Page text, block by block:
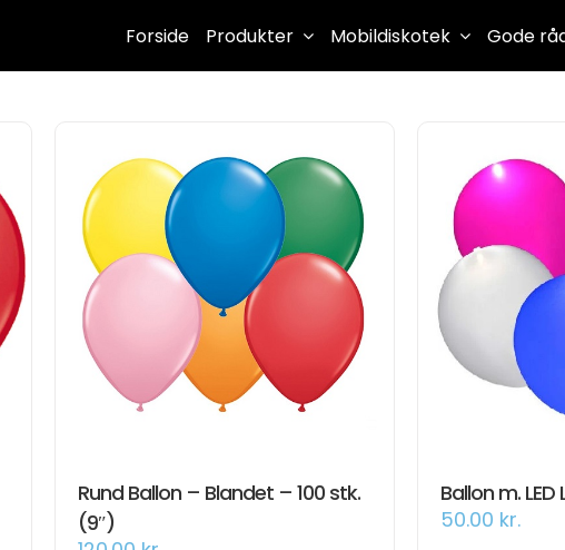
Forside Produkter Mobildiskotek Gode
Rund Ballon – Blandet – 100 stk.
(9″)
Ballon m.
50.00 kr.